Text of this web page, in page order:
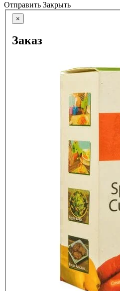
Отправить Закрыть
×
Заказ